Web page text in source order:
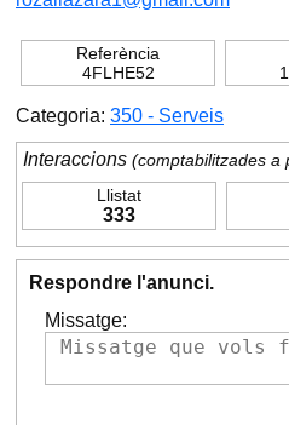
Referència
4FLHE52
Categoria: 350 - Serveis
Interaccions (comptabilitzades a
Llistat
333
Respondre l'anunci.
Missatge: